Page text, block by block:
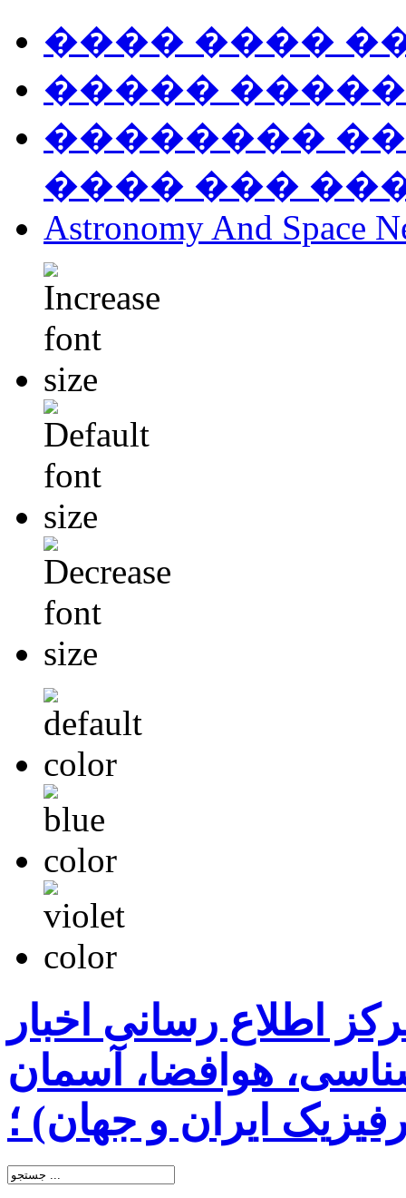
���� ����
�����
��������
���� ���
Astronomy And Space
اطلاع رسانی اخبار
هوافضا، آسمان
ایران و جهان) ؛